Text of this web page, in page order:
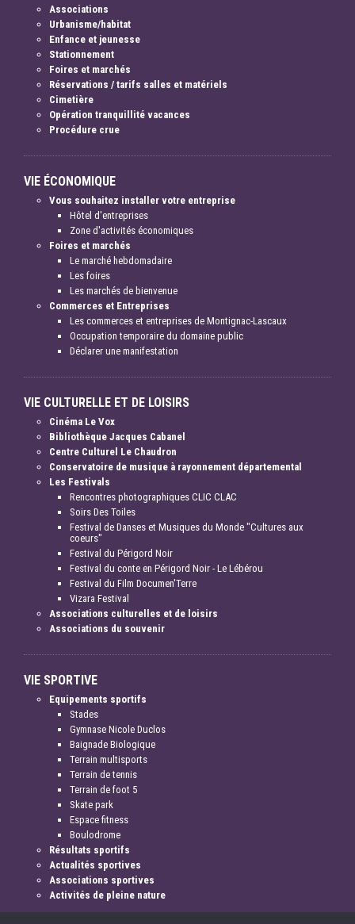
Associations
Urbanisme/habitat
Enfance et jeunesse
Stationnement
Foires et marchés
Réservations / tarifs salles et matériels
Cimetière
Opération tranquillité vacances
Procédure crue
VIE ÉCONOMIQUE
Vous souhaitez installer votre entreprise
Hôtel d'entreprises
Zone d'activités économiques
Foires et marchés
Le marché hebdomadaire
Les foires
Les marchés de bienvenue
Commerces et Entreprises
Les commerces et entreprises de Montignac-Lascaux
Occupation temporaire du domaine public
Déclarer une manifestation
VIE CULTURELLE ET DE LOISIRS
Cinéma Le Vox
Bibliothèque Jacques Cabanel
Centre Culturel Le Chaudron
Conservatoire de musique à rayonnement départemental
Les Festivals
Rencontres photographiques CLIC CLAC
Soirs Des Toiles
Festival de Danses et Musiques du Monde "Cultures aux
coeurs"
Festival du Périgord Noir
Festival du conte en Périgord Noir - Le Lébérou
Festival du Film Documen'Terre
Vizara Festival
Associations culturelles et de loisirs
Associations du souvenir
VIE SPORTIVE
Equipements sportifs
Stades
Gymnase Nicole Duclos
Baignade Biologique
Terrain multisports
Terrain de tennis
Terrain de foot 5
Skate park
Espace fitness
Boulodrome
Résultats sportifs
Actualités sportives
Associations sportives
Activités de pleine nature